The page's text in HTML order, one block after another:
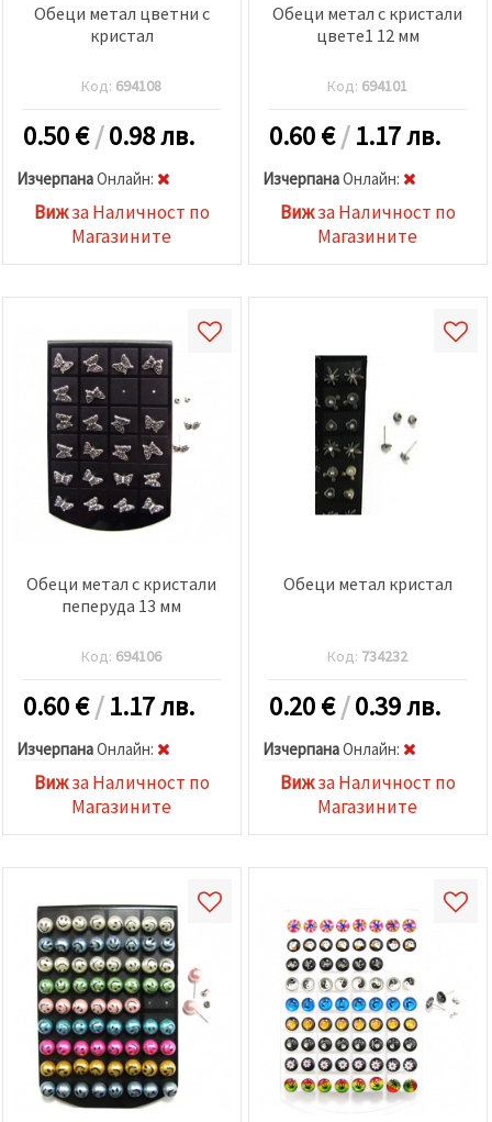
Обеци метал цветни с
кристал
Код: 694108
0.50€/0.98 лв.
ИзчерпанаOнлайн:
Вижза Наличност по
Магазините
Обеци метал с кристали
цвете1 12 мм
Код: 694101
0.60€/1.17 лв.
ИзчерпанаOнлайн:
Вижза Наличност по
Магазините
Обеци метал с кристали
пеперуда 13 мм
Код: 694106
0.60€/1.17 лв.
ИзчерпанаOнлайн:
Вижза Наличност по
Магазините
Обеци метал кристал
Код: 734232
0.20€/0.39 лв.
ИзчерпанаOнлайн:
Вижза Наличност по
Магазините